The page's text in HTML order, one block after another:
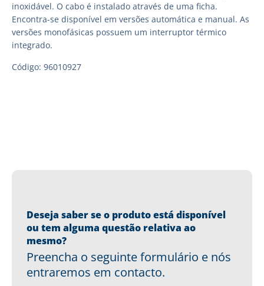
inoxidável. O cabo é instalado através de uma ficha.
Encontra-se disponível em versões automática e manual. As
versões monofásicas possuem um interruptor térmico
integrado.
Código: 96010927
Deseja saber se o produto está disponível
ou tem alguma questão relativa ao
mesmo?
Preencha o seguinte formulário e nós
entraremos em contacto.